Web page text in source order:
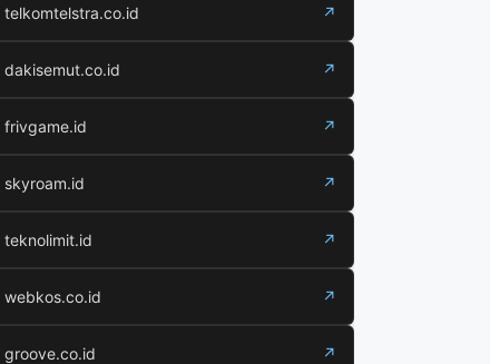
telkomtelstra.co.id ↗
dakisemut.co.id ↗
frivgame.id ↗
skyroam.id ↗
teknolimit.id ↗
webkos.co.id ↗
groove.co.id ↗